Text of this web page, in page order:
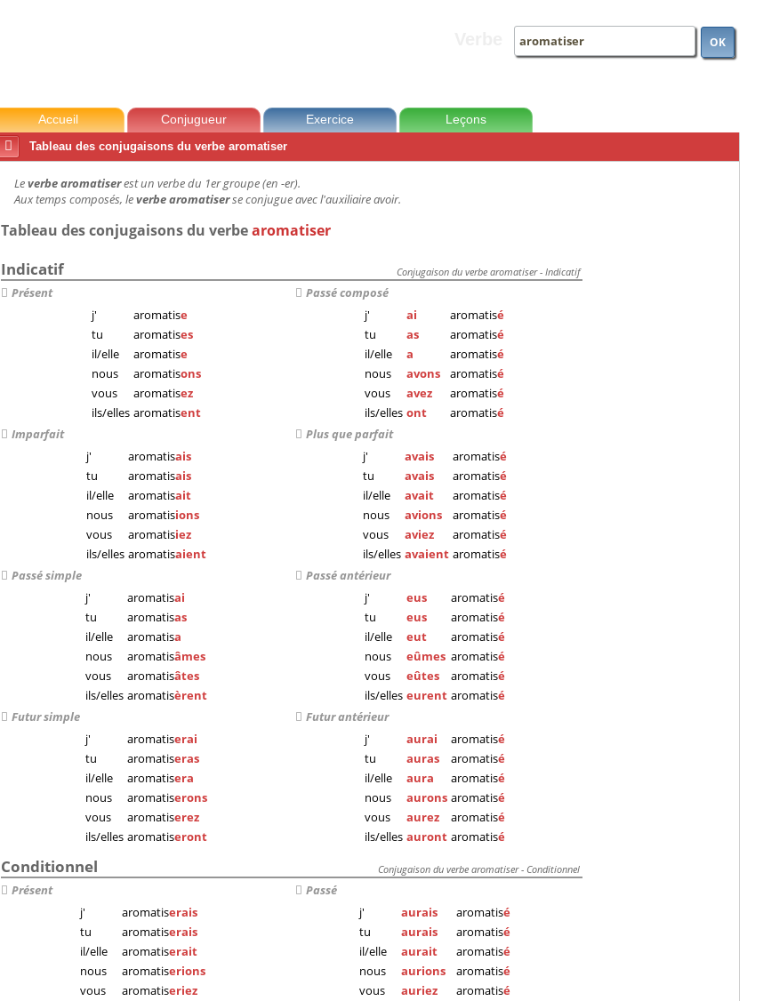
OK
Accueil Conjugueur Exercice
Leçons

Tableau des conjugaisons du verbe aromatiser
Leverbe aromatiserest un verbe du 1er groupe (en -er).
Aux temps composés, leverbe aromatiserse conjugue avec l'auxiliaire avoir.
Tableau des conjugaisons du verbearomatiser
Conjugaison du verbe aromatiser - Indicatif
Indicatif
Présent
j'
aromatise
tu
aromatises
il/elle
aromatise
nous
aromatisons
vous
aromatisez
ils/elles aromatisent
Passé composé
j'
ai aromatisé
tu
as aromatisé
il/elle
a aromatisé
nous
avons aromatisé
vous
avez aromatisé
ils/elles ont aromatisé
Imparfait
j'
aromatisais
tu
aromatisais
il/elle
aromatisait
nous
aromatisions
vous
aromatisiez
ils/elles aromatisaient
Plus que parfait
j'
avais aromatisé
tu
avais aromatisé
il/elle
avait aromatisé
nous
avions aromatisé
vous
aviez aromatisé
ils/elles avaient aromatisé
Passé simple
j'
aromatisai
tu
aromatisas
il/elle
aromatisa
nous
aromatisâmes
vous
aromatisâtes
ils/elles aromatisèrent
Passé antérieur
j'
eus aromatisé
tu
eus aromatisé
il/elle
eut aromatisé
nous
eûmes aromatisé
vous
eûtes aromatisé
ils/elles eurent aromatisé
Futur simple
j'
aromatiserai
tu
aromatiseras
il/elle
aromatisera
nous
aromatiserons
vous
aromatiserez
ils/elles aromatiseront
Futur antérieur
j'
aurai aromatisé
tu
auras aromatisé
il/elle
aura aromatisé
nous
aurons aromatisé
vous
aurez aromatisé
ils/elles auront aromatisé
Conjugaison du verbe aromatiser - Conditionnel
Conditionnel
Présent
j'
aromatiserais
tu
aromatiserais
il/elle
aromatiserait
nous
aromatiserions
vous
aromatiseriez
Passé
j'
aurais aromatisé
tu
aurais aromatisé
il/elle
aurait aromatisé
nous
aurions aromatisé
vous
auriez aromatisé